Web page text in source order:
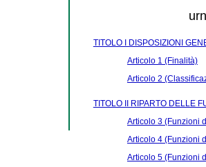
TITOLO I DISPOSIZIONI
Articolo 1 (Finalità)
Articolo 2
TITOLO II RIPARTO DELLE
Articolo 3 (Funzioni
Articolo 4 (Funzioni
Articolo 5 (Funzioni